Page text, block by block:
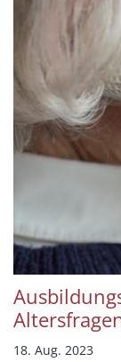
18. Aug. 2023